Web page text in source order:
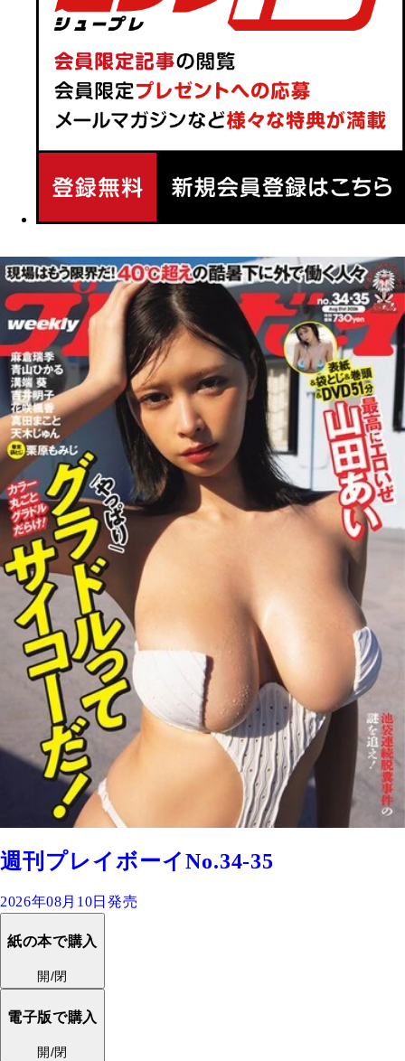
週刊プレイボーイNo.34-35
2026年08月10日発売
紙の本で購入
開/閉
電子版で購入
開/閉